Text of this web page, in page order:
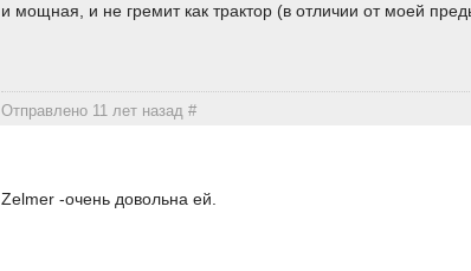
и мощная, и не гремит как трактор (в отличии от моей
Отправлено 11 лет назад#
Zelmer -очень довольна ей.